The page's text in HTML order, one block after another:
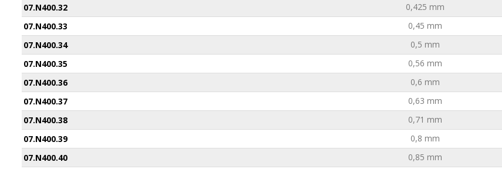
07.N400.32
0,425 mm
07.N400.33
0,45 mm
07.N400.34
0,5 mm
07.N400.35
0,56 mm
07.N400.36
0,6 mm
07.N400.37
0,63 mm
07.N400.38
0,71 mm
07.N400.39
0,8 mm
07.N400.40
0,85 mm